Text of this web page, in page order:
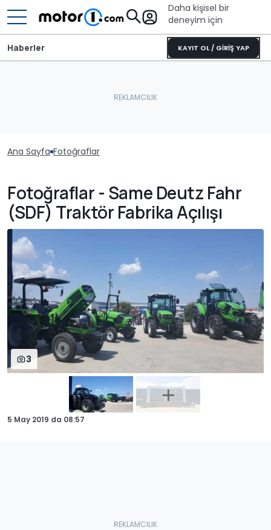
Daha kişisel bir
deneyim için
KAYIT OL / GİRİŞ YAP
Haberler
Ana Sayfa Fotoğraflar
Fotoğraflar - Same Deutz Fahr
(SDF) Traktör Fabrika Açılışı
3
5 May 2019 da 08:57